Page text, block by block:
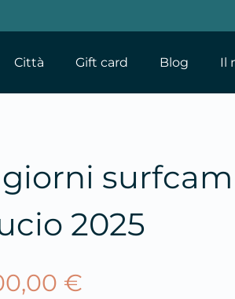
Città Gift card Blog Il
2025
€